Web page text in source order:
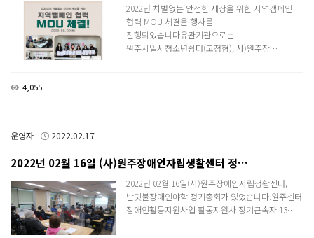
2022년 차별없는 안전한 세상을 위한 지역갬폐인
협력 MOU 체결을 행사를
진행되었습니다유관기관으로는
원주시일시청소년쉼터(고정형), 사)원주장…
4,055
운영자 2022.02.17
2022년 02월 16일 (사)원주장애인자립생활센터 정…
2022년 02월 16일(사)원주장애인자립생활센터,
반딧불장애인야학 정기총회가 있었습니다.​원주센터
장애인활동지원사업 활동지원사 장기근속자 13…